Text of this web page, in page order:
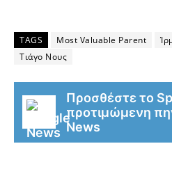
TAGS Most Valuable Parent
Τιάγο Νους
Προσθέστε το
προτιμώμενη
News